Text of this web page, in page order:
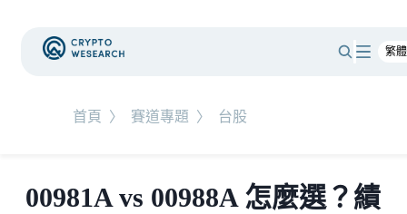
首頁 〉 賽道專題 〉 台股
00981A vs 00988A 怎麼選？績